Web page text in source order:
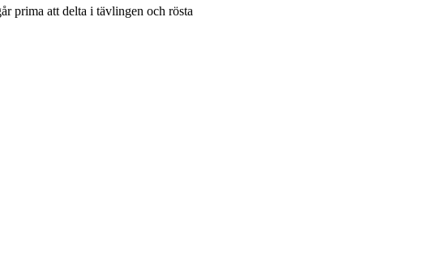
prima att delta i tävlingen och rösta